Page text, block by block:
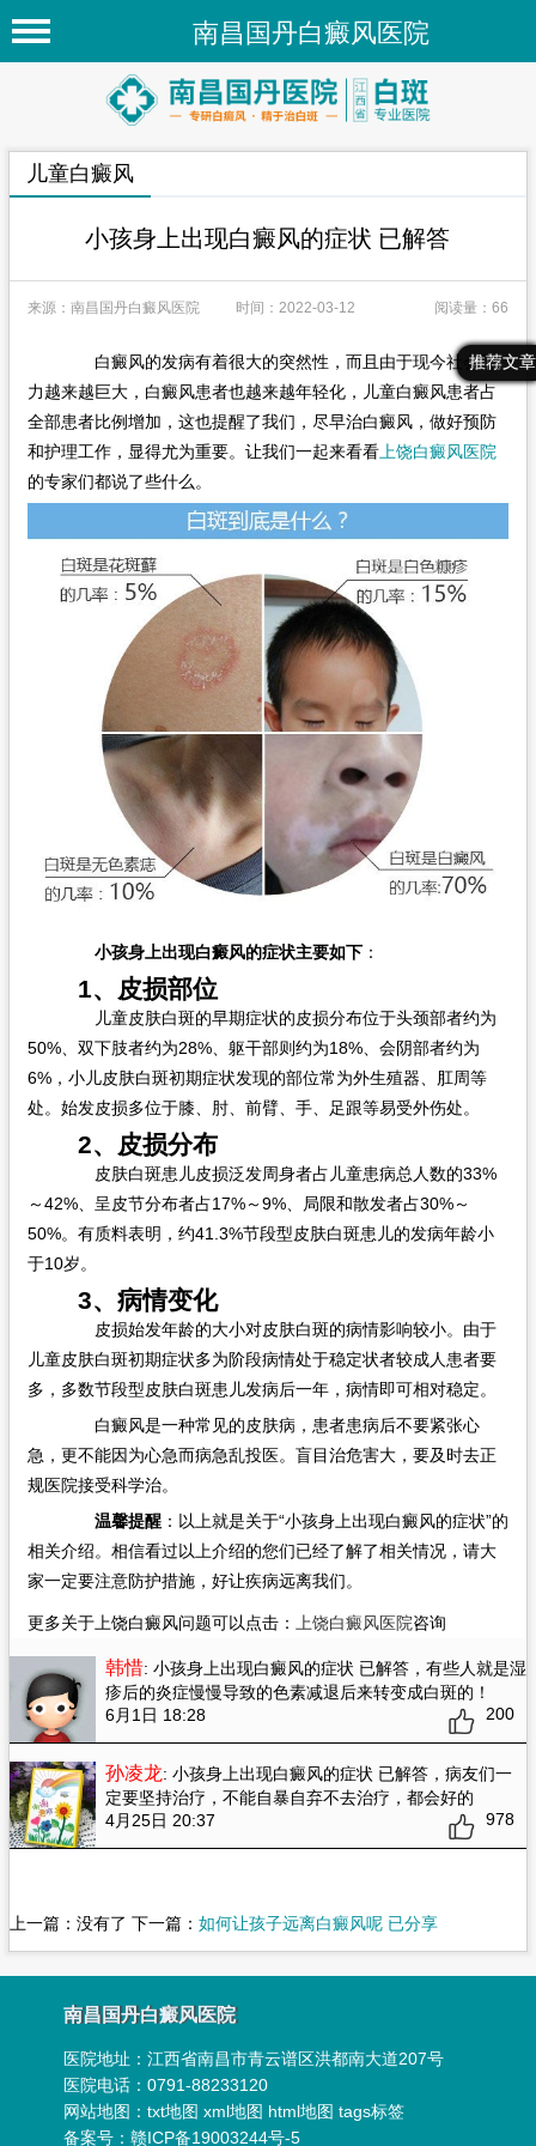
南昌国丹白癜风医院
首页
医院新闻
专家团队
先进技术
白癜风常识
白癜风人群
白癜风部位
最新文章
热门文章
推荐文章
儿童白癜风
小孩身上出现白癜风的症状 已解答
来源：南昌国丹白癜风医院 时间：2022-03-12 阅读量：66
白癜风的发病有着很大的突然性，而且由于现今社会压
力越来越巨大，白癜风患者也越来越年轻化，儿童白癜风患者占
全部患者比例增加，这也提醒了我们，尽早治白癜风，做好预防
和护理工作，显得尤为重要。让我们一起来看看上饶白癜风医院
的专家们都说了些什么。
小孩身上出现白癜风的症状主要如下：
1、皮损部位
儿童皮肤白斑的早期症状的皮损分布位于头颈部者约为
50%、双下肢者约为28%、躯干部则约为18%、会阴部者约为
6%，小儿皮肤白斑初期症状发现的部位常为外生殖器、肛周等
处。始发皮损多位于膝、肘、前臂、手、足跟等易受外伤处。
2、皮损分布
皮肤白斑患儿皮损泛发周身者占儿童患病总人数的33%
～42%、呈皮节分布者占17%～9%、局限和散发者占30%～
50%。有质料表明，约41.3%节段型皮肤白斑患儿的发病年龄小
于10岁。
3、病情变化
皮损始发年龄的大小对皮肤白斑的病情影响较小。由于
儿童皮肤白斑初期症状多为阶段病情处于稳定状者较成人患者要
多，多数节段型皮肤白斑患儿发病后一年，病情即可相对稳定。
白癜风是一种常见的皮肤病，患者患病后不要紧张心
急，更不能因为心急而病急乱投医。盲目治危害大，要及时去正
规医院接受科学治。
温馨提醒：以上就是关于“小孩身上出现白癜风的症状”的
相关介绍。相信看过以上介绍的您们已经了解了相关情况，请大
家一定要注意防护措施，好让疾病远离我们。
更多关于上饶白癜风问题可以点击： 上饶白癜风医院咨询
韩惜: 小孩身上出现白癜风的症状 已解答，有些人就是湿
疹后的炎症慢慢导致的色素减退后来转变成白斑的！
6月1日 18:28
200
孙凌龙: 小孩身上出现白癜风的症状 已解答，病友们一
定要坚持治疗，不能自暴自弃不去治疗，都会好的
4月25日 20:37
978
上一篇：没有了 下一篇： 如何让孩子远离白癜风呢 已分享
南昌国丹白癜风医院
医院地址：江西省南昌市青云谱区洪都南大道207号
医院电话：0791-88233120
网站地图：txt地图 xml地图 html地图 tags标签
备案号：赣ICP备19003244号-5